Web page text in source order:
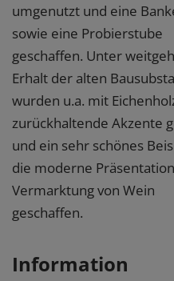
umgenutzt und eine
sowie eine Probierstube
geschaffen. Unter
Erhalt der alten
wurden u.a. mit
zurückhaltende Akzente
und ein sehr schönes
die moderne
Vermarktung von Wein
geschaffen.
Information